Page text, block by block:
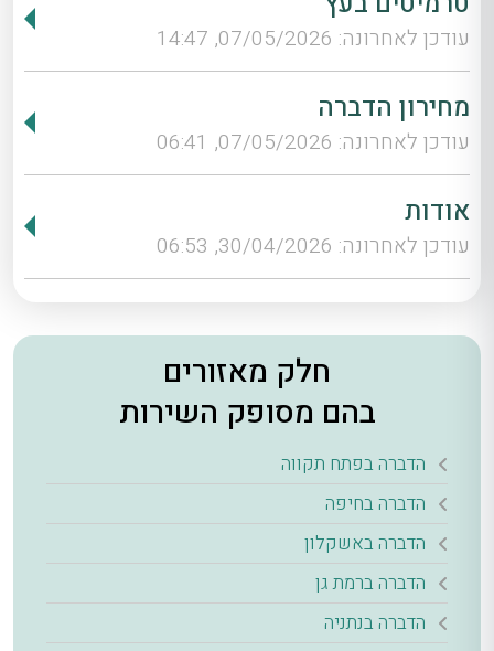
עודכן לאחרונה: 07/05/2026, 14:47
מחירון הדברה
עודכן לאחרונה: 07/05/2026, 06:41
אודות
עודכן לאחרונה: 30/04/2026, 06:53
חלק מאזורים
בהם מסופק השירות
הדברה בפתח תקווה
הדברה בחיפה
הדברה באשקלון
הדברה ברמת גן
הדברה בנתניה